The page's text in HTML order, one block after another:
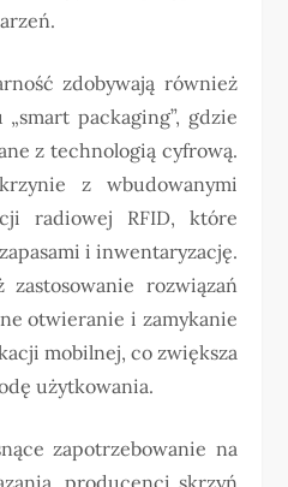
zdobywają również
packaging”, gdzie
z technologią cyfrową.
z wbudowanymi
radiowej RFID, które
i inwentaryzację.
rozwiązań
otwieranie i zamykanie
mobilnej, co zwiększa
użytkowania.
zapotrzebowanie na
producenci skrzyń